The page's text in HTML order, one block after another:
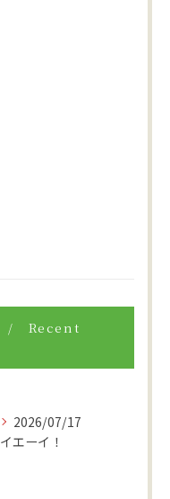
Recent
2026/07/17
イエーイ！